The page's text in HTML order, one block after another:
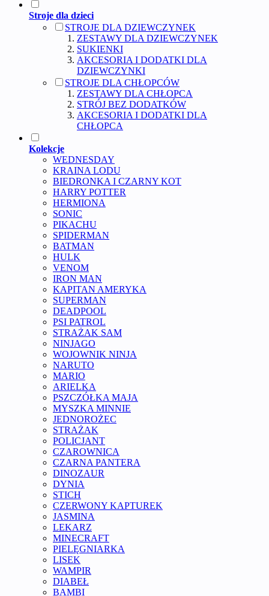
Stroje dla dzieci
STROJE DLA DZIEWCZYNEK
ZESTAWY DLA DZIEWCZYNEK
SUKIENKI
AKCESORIA I DODATKI DLA
DZIEWCZYNKI
STROJE DLA CHŁOPCÓW
ZESTAWY DLA CHŁOPCA
STRÓJ BEZ DODATKÓW
AKCESORIA I DODATKI DLA
CHŁOPCA
Kolekcje
WEDNESDAY
KRAINA LODU
BIEDRONKA I CZARNY KOT
HARRY POTTER
HERMIONA
SONIC
PIKACHU
SPIDERMAN
BATMAN
HULK
VENOM
IRON MAN
KAPITAN AMERYKA
SUPERMAN
DEADPOOL
PSI PATROL
STRAŻAK SAM
NINJAGO
WOJOWNIK NINJA
NARUTO
MARIO
ARIELKA
PSZCZÓŁKA MAJA
MYSZKA MINNIE
JEDNOROŻEC
STRAŻAK
POLICJANT
CZAROWNICA
CZARNA PANTERA
DINOZAUR
DYNIA
STICH
CZERWONY KAPTUREK
JASMINA
LEKARZ
MINECRAFT
PIELĘGNIARKA
LISEK
WAMPIR
DIABEŁ
BAMBI